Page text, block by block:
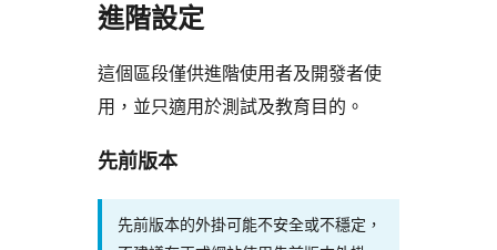
進階設定
這個區段僅供進階使用者及開發者使
用，並只適用於測試及教育目的。
先前版本
先前版本的外掛可能不安全或不穩定，